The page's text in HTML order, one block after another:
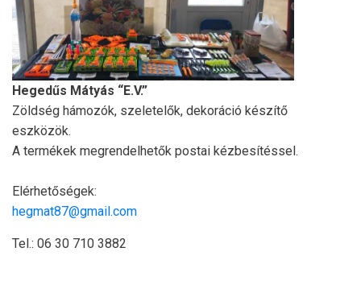
Hegedűs Mátyás “E.V.”
Zöldség hámozók, szeletelők, dekoráció készítő
eszközök.
A termékek megrendelhetők postai kézbesítéssel.
Elérhetőségek:
hegmat87@gmail.com
Tel.: 06 30 710 3882